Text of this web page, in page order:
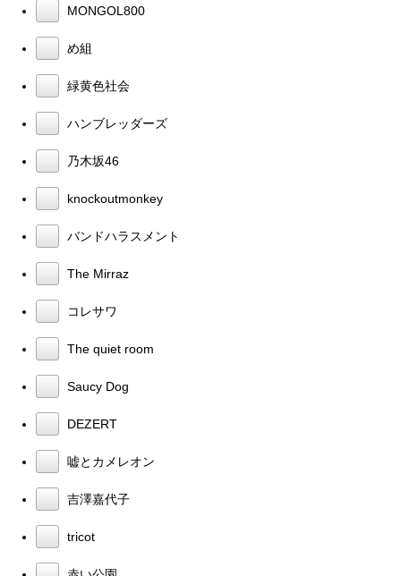
MONGOL800
め組
緑黄色社会
ハンブレッダーズ
乃木坂46
knockoutmonkey
バンドハラスメント
The Mirraz
コレサワ
The quiet room
Saucy Dog
DEZERT
嘘とカメレオン
吉澤嘉代子
tricot